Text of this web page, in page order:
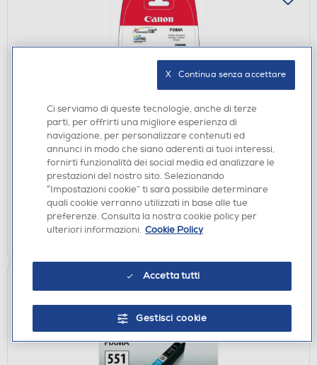
CARTUCCE
CANON - CL-513 XL-Colors
€ 31,99
Acquisto online:disponibile
Ritiro in negozio:non disponibile
AGGIUNGI
Ci serviamo di queste tecnologie, anche di terze
parti, per offrirti una migliore esperienza di
navigazione, per personalizzare contenuti ed
annunci in modo che siano aderenti ai tuoi interessi,
fornirti funzionalità dei social media ed analizzare le
prestazioni del nostro sito. Selezionando
“Impostazioni cookie” ti sarà possibile determinare
quali cookie verranno utilizzati in base alle tue
preferenze. Consulta la nostra cookie policy per
ulteriori informazioni. Cookie Policy
Accetta tutti
Gestisci cookie
X   Continua senza accettare